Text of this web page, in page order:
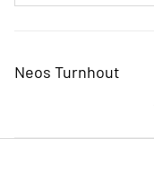
Neos Turnhout